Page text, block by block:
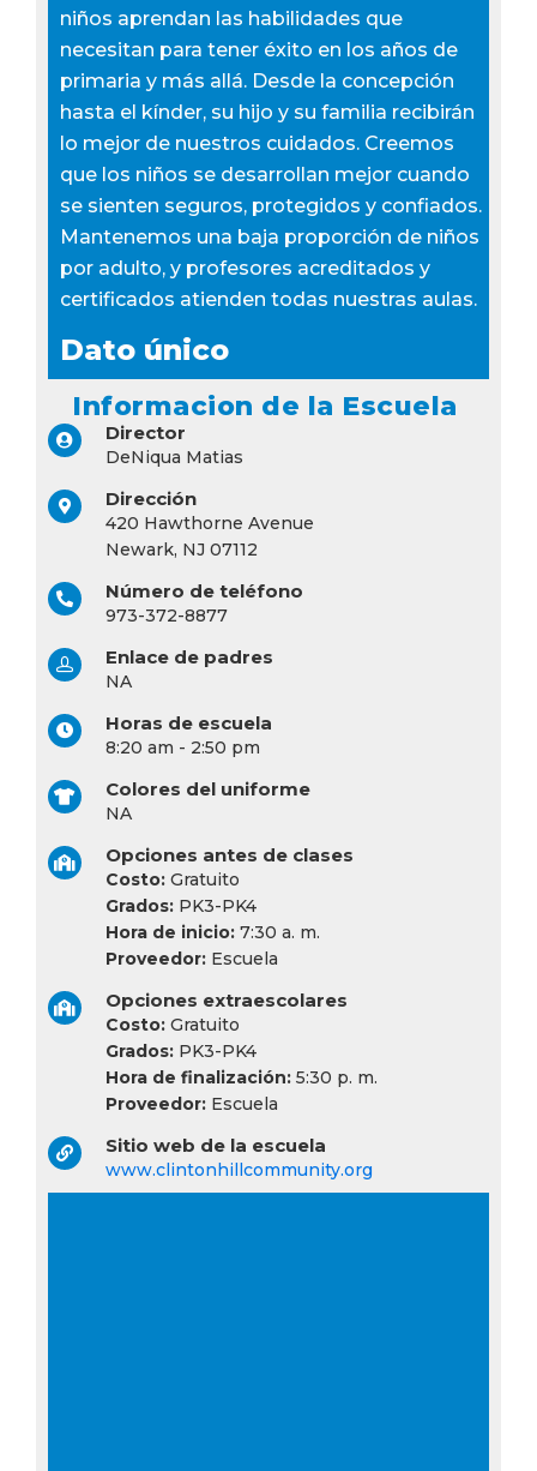
niños aprendan las habilidades que
necesitan para tener éxito en los años de
primaria y más allá. Desde la concepción
hasta el kínder, su hijo y su familia recibirán
lo mejor de nuestros cuidados. Creemos
que los niños se desarrollan mejor cuando
se sienten seguros, protegidos y confiados.
Mantenemos una baja proporción de niños
por adulto, y profesores acreditados y
certificados atienden todas nuestras aulas.
Dato único
Informacion de la Escuela
Director
DeNiqua Matias
Dirección
420 Hawthorne Avenue
Newark, NJ 07112
Número de teléfono
973-372-8877
Enlace de padres
NA
Horas de escuela
8:20 am - 2:50 pm
Colores del uniforme
NA
Opciones antes de clases
Costo: Gratuito
Grados: PK3-PK4
Hora de inicio: 7:30 a. m.
Proveedor: Escuela
Opciones extraescolares
Costo: Gratuito
Grados: PK3-PK4
Hora de finalización: 5:30 p. m.
Proveedor: Escuela
Sitio web de la escuela
www.clintonhillcommunity.org